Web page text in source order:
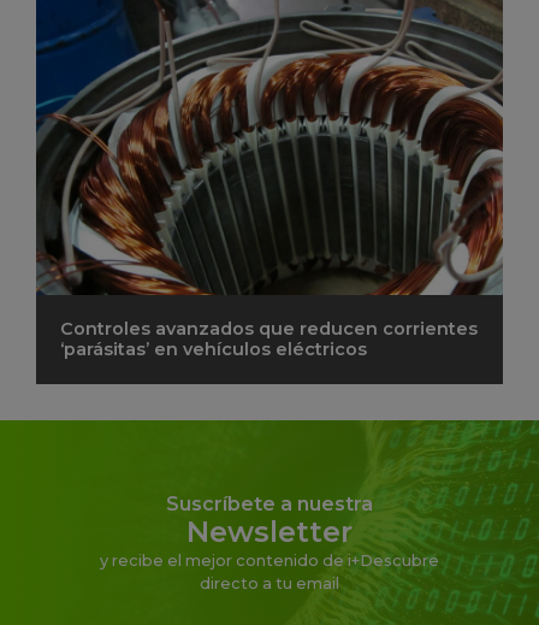
Controles avanzados que reducen corrientes
‘parásitas’ en vehículos eléctricos
Suscríbete a nuestra
Newsletter
y recibe el mejor contenido de i+Descubre
directo a tu email